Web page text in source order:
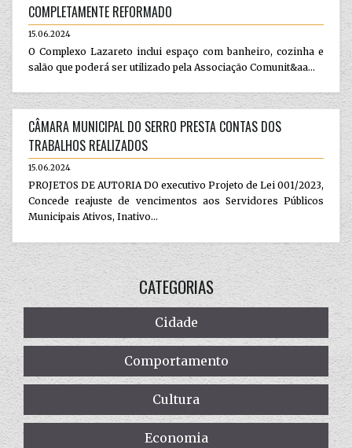
COMPLETAMENTE REFORMADO
15.06.2024
O Complexo Lazareto inclui espaço com banheiro, cozinha e
salão que poderá ser utilizado pela Associação Comunit&aa...
CÂMARA MUNICIPAL DO SERRO PRESTA CONTAS DOS
TRABALHOS REALIZADOS
15.06.2024
PROJETOS DE AUTORIA DO executivo Projeto de Lei 001/2023,
Concede reajuste de vencimentos aos Servidores Públicos
Municipais Ativos, Inativo...
CATEGORIAS
Cidade
Comportamento
Cultura
Economia